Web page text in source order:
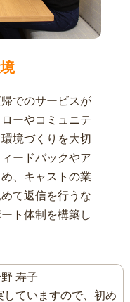
でのサービスが
ーやコミュニテ
境づくりを大切
ードバックやア
、キャストの業
て返信を行うな
ト体制を構築し
寿子
していますので、初め